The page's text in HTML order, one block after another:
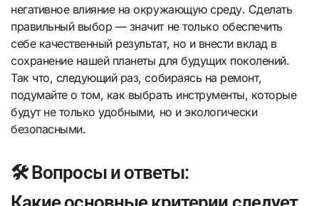
негативное влияние на окружающую среду. Сделать
правильный выбор — значит не только обеспечить
себе качественный результат, но и внести вклад в
сохранение нашей планеты для будущих поколений.
Так что, следующий раз, собираясь на ремонт,
подумайте о том, как выбрать инструменты, которые
будут не только удобными, но и экологически
безопасными.
🛠️ Вопросы и ответы: